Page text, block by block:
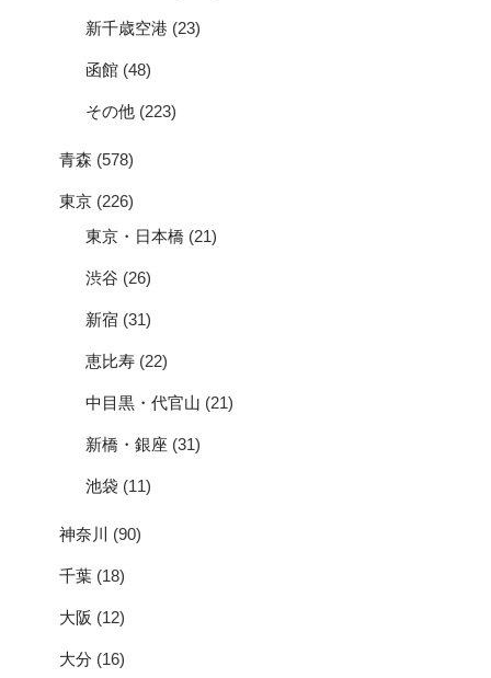
新千歳空港 (23)
函館 (48)
その他 (223)
青森 (578)
東京 (226)
東京・日本橋 (21)
渋谷 (26)
新宿 (31)
恵比寿 (22)
中目黒・代官山 (21)
新橋・銀座 (31)
池袋 (11)
神奈川 (90)
千葉 (18)
大阪 (12)
大分 (16)